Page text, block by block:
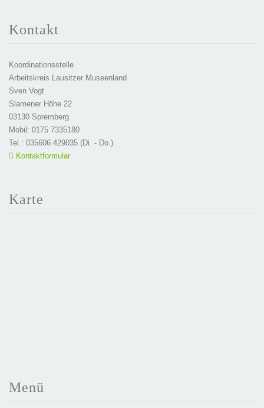
Kontakt
Koordinationsstelle
Arbeitskreis Lausitzer Museenland
Sven Vogt
Slamener Höhe 22
03130 Spremberg
Mobil: 0175 7335180
Tel.: 035606 429035 (Di. - Do.)
Kontaktformular
Karte
Menü